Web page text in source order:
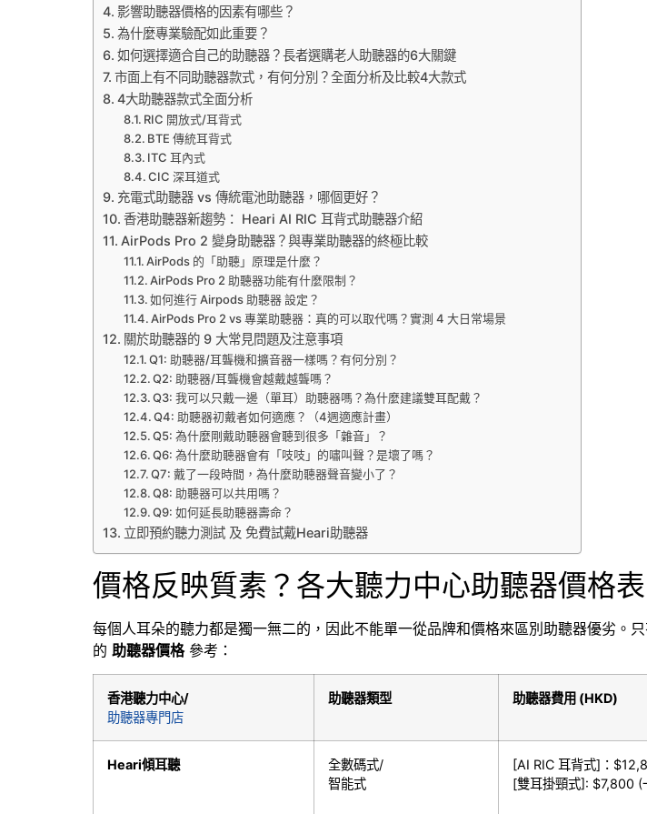
影響助聽器價格的因素有哪些？
為什麼專業驗配如此重要？
如何選擇適合自己的助聽器？長者選購老人助聽器的6大關鍵
市面上有不同助聽器款式，有何分別？全面分析及比較4大款式
4大助聽器款式全面分析
RIC 開放式/耳背式
BTE 傳統耳背式
ITC 耳內式
CIC 深耳道式
充電式助聽器 vs 傳統電池助聽器，哪個更好？
香港助聽器新趨勢： Heari AI RIC 耳背式助聽器介紹
AirPods Pro 2 變身助聽器？與專業助聽器的終極比較
AirPods 的「助聽」原理是什麼？
AirPods Pro 2 助聽器功能有什麼限制？
如何進行 Airpods 助聽器 設定？
AirPods Pro 2 vs 專業助聽器：真的可以取代嗎？實測 4 大日常場景
關於助聽器的 9 大常見問題及注意事項
Q1: 助聽器/耳聾機和擴音器一樣嗎？有何分別？
Q2: 助聽器/耳聾機會越戴越聾嗎？
Q3: 我可以只戴一邊（單耳）助聽器嗎？為什麼建議雙耳配戴？
Q4: 助聽器初戴者如何適應？（4週適應計畫）
Q5: 為什麼剛戴助聽器會聽到很多「雜音」？
Q6: 為什麼助聽器會有「吱吱」的嘯叫聲？是壞了嗎？
Q7: 戴了一段時間，為什麼助聽器聲音變小了？
Q8: 助聽器可以共用嗎？
Q9: 如何延長助聽器壽命？
立即預約聽力測試 及 免費試戴Heari助聽器
價格反映質素？各大聽力中心助聽器價格表
每個人耳朵的聽力都是獨一無二的，因此不能單一從品牌和價格來區別助聽器優劣。
的 助聽器價格參考：
香港聽力中心/
助聽器專門店
助聽器類型 助聽器費用 (HKD)
Heari傾耳聽 全數碼式/
智能式
[AI RIC 耳背式]：
[雙耳掛頸式]: $7,800 (